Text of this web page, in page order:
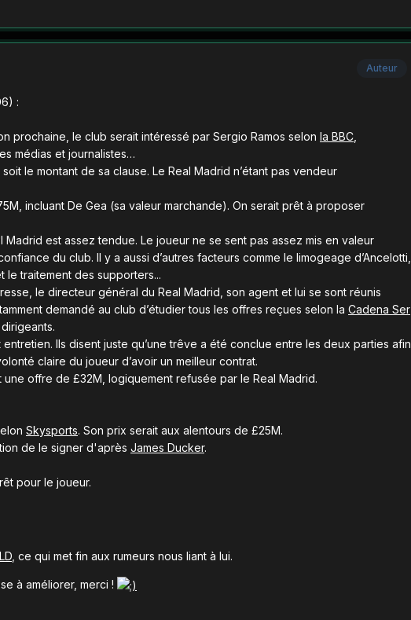
Auteur
:
prochaine, le club serait intéressé par Sergio Ramos selon la BBC
médias et journalistes…
le montant de sa clause. Le Real Madrid n’étant pas vendeur
incluant De Gea (sa valeur marchande). On serait prêt à proposer
est assez tendue. Le joueur ne se sent pas assez mis en valeur
du club. Il y a aussi d’autres facteurs comme le limogeage d’Ancelotti,
traitement des supporters...
le directeur général du Real Madrid, son agent et lui se sont réunis
demandé au club d’étudier tous les offres reçues selon la Cadena Ser
Ils disent juste qu’une trêve a été conclue entre les deux parties afin
claire du joueur d’avoir un meilleur contrat.
une offre de £32M, logiquement refusée par le Real Madrid.
Skysports. Son prix serait aux alentours de £25M.
de le signer d'après James Ducker.
pour le joueur.
, ce qui met fin aux rumeurs nous liant à lui.
à améliorer, merci !